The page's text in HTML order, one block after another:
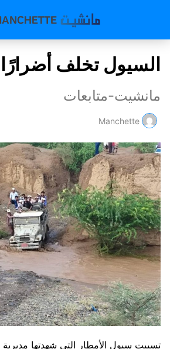
السيول تخلف
مانشيت-متابعات
Manchette
تسببت سيول الأمطار التي شهدتها